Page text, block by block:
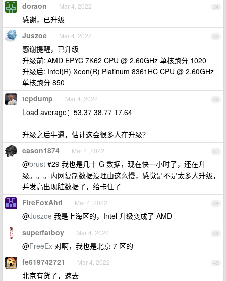
34
doraon Mar 4, 2022
感谢，已升级
35
Juszoe Mar 4, 2022
感谢提醒，已升级
升级前: AMD EPYC 7K62 CPU @ 2.60GHz 单核跑分 1020
升级后: Intel(R) Xeon(R) Platinum 8361HC CPU @ 2.60GHz
单核跑分 850
36
tcpdump Mar 4, 2022
Load average：53.37 38.77 17.64
升级之后牛逼，估计这会很多人在升级？
37
eason1874 Mar 4, 2022
@brust #29 我也是几十 G 数据，现在快一小时了，还在升
级。。。内网复制数据没理由这么慢，感觉是不是太多人升级，
并发高出现脏数据了，给卡住了
38
FireFoxAhri Mar 4, 2022
@Juszoe 我是上海区的，Intel 升级变成了 AMD
39
superfatboy Mar 4, 2022
@FreeEx 对啊，我也是北京 7 区的
40
fe619742721 Mar 4, 2022
北京有货了，速去